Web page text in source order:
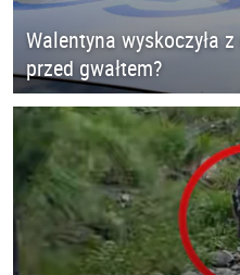
Walentyna wyskoczyła
przed gwałtem?